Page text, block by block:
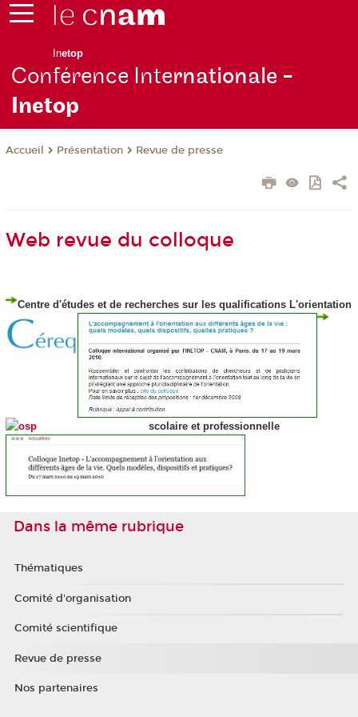
Inetop
Conférence Internationale -
Inetop
Accueil Présentation Revue de presse
Web revue du colloque
Centre d'études et de recherches sur les qualifications L'orientation
scolaire et professionnelle
Dans la même rubrique
Thématiques
Comité d'organisation
Comité scientifique
Revue de presse
Nos partenaires